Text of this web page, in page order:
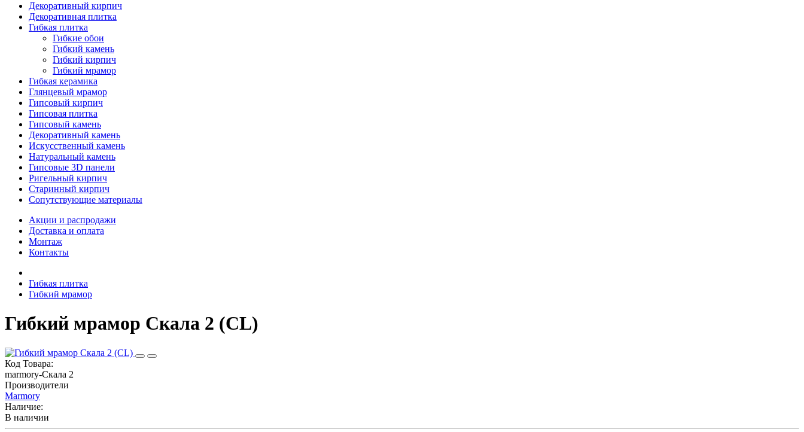
Декоративный кирпич
Декоративная плитка
Гибкая плитка
Гибкие обои
Гибкий камень
Гибкий кирпич
Гибкий мрамор
Гибкая керамика
Глянцевый мрамор
Гипсовый кирпич
Гипсовая плитка
Гипсовый камень
Декоративный камень
Искусственный камень
Натуральный камень
Гипсовые 3D панели
Ригельный кирпич
Старинный кирпич
Сопутствующие материалы
Акции и распродажи
Доставка и оплата
Монтаж
Контакты
Гибкая плитка
Гибкий мрамор
Гибкий мрамор Скала 2 (CL)
Код Товара:
marmory-Скала 2
Производители
Marmory
Наличие:
В наличии